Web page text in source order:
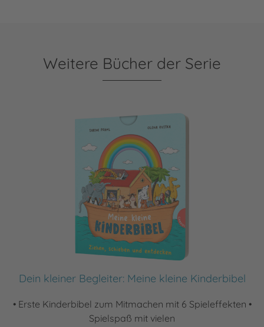
Weitere Bücher der Serie
Dein kleiner Begleiter: Meine kleine Kinderbibel
• Erste Kinderbibel zum Mitmachen mit 6 Spieleffekten •
Spielspaß mit vielen